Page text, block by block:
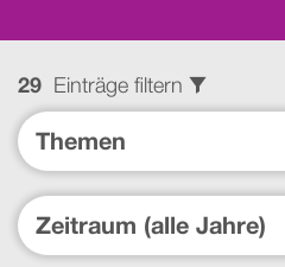
29 Einträge filtern filtern
Themen
Zeitraum (alle Jahre)
Zeitraum (alle Jahre)